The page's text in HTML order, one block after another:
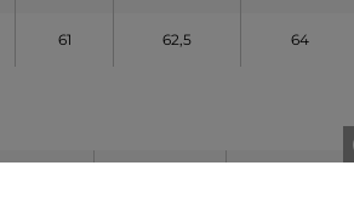
61 62,5 64